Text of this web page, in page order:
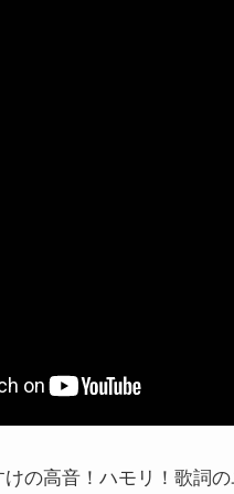
の高音！ハモリ！歌詞の